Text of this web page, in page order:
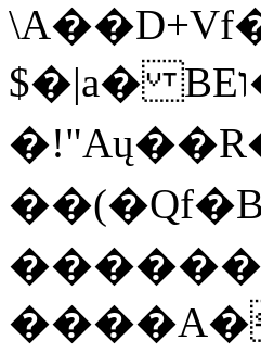
$�|a� BEו��w�{���;���q�X��d%�������W� hU�(�1�Ū}9�S�F<��i�L3�;�
��(�Qf�
������ޞ��ϟak��r��_39$�8�p���7�2�yIZ�R��x��/